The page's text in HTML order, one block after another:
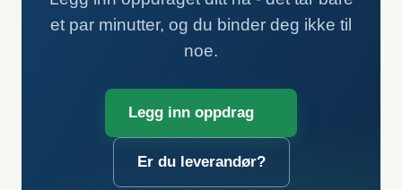
et par minutter, og du binder deg ikke til
noe.
Legg inn oppdrag
Er du leverandør?